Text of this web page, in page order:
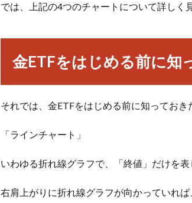
では、上記の4つのチャートについて詳しく
金ETFをはじめる前に知
それでは、金ETFをはじめる前に知っておき
「ラインチャート」
いわゆる折れ線グラフで、「終値」だけを
右肩上がりに折れ線グラフが向かっていれ